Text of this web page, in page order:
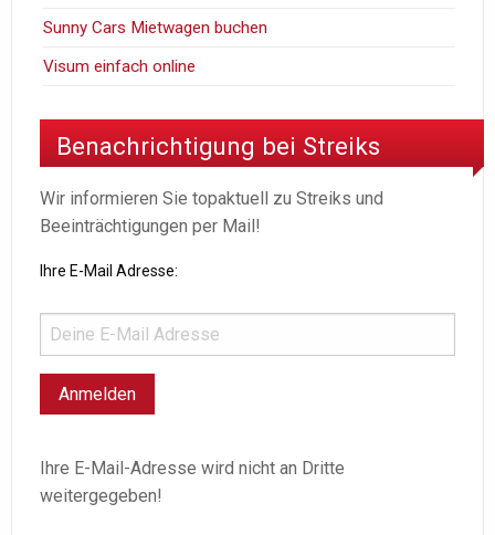
Sunny Cars Mietwagen buchen
Visum einfach online
Benachrichtigung bei Streiks
Wir informieren Sie topaktuell zu Streiks und
Beeinträchtigungen per Mail!
Ihre E-Mail Adresse:
Ihre E-Mail-Adresse wird nicht an Dritte
weitergegeben!